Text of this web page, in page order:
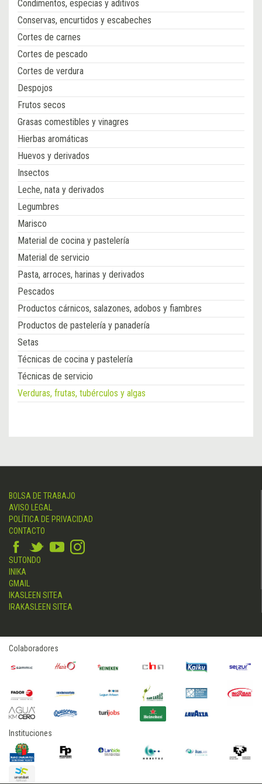
Condimentos, especias y aditivos
Conservas, encurtidos y escabeches
Cortes de carnes
Cortes de pescado
Cortes de verdura
Despojos
Frutos secos
Grasas comestibles y vinagres
Hierbas aromáticas
Huevos y derivados
Insectos
Leche, nata y derivados
Legumbres
Marisco
Material de cocina y pastelería
Material de servicio
Pasta, arroces, harinas y derivados
Pescados
Productos cárnicos, salazones, adobos y fiambres
Productos de pastelería y panadería
Setas
Técnicas de cocina y pastelería
Técnicas de servicio
Verduras, frutas, tubérculos y algas
BOLSA DE TRABAJO
AVISO LEGAL
POLÍTICA DE PRIVACIDAD
CONTACTO
SUTONDO
INIKA
GMAIL
IKASLEEN SITEA
IRAKASLEEN SITEA
Colaboradores
Instituciones